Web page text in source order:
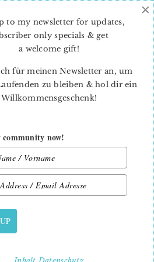
to my newsletter for updates,
only specials & get
a welcome gift!
für meinen Newsletter an, um
zu bleiben & hol dir ein
Willkommensgeschenk!
now!
×